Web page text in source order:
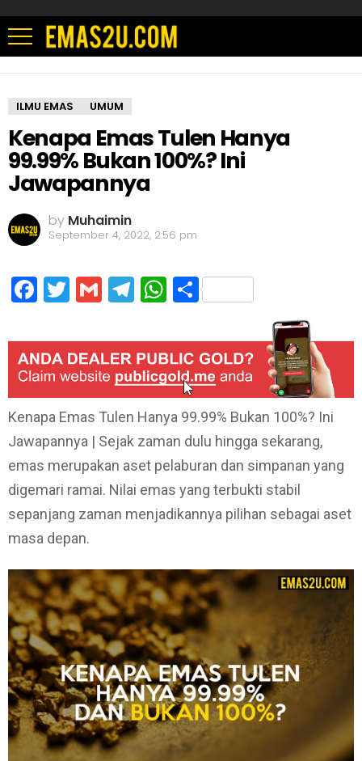
ILMU EMAS UMUM
Kenapa Emas Tulen Hanya
99.99% Bukan 100%? Ini
Jawapannya
by Muhaimin
September 4, 2022, 2:56 pm
Facebook
Twitter
GmailTelegram
WhatsApp
Share
Kenapa Emas Tulen Hanya 99.99% Bukan 100%? Ini
Jawapannya | Sejak zaman dulu hingga sekarang,
emas merupakan aset pelaburan dan simpanan yang
digemari ramai. Nilai emas yang terbukti stabil
sepanjang zaman menjadikannya pilihan sebagai aset
masa depan.